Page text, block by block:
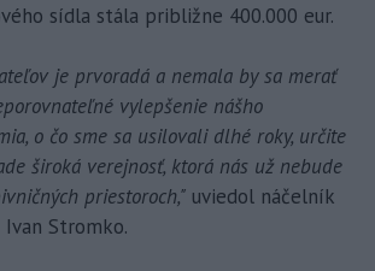
sídla stála približne 400.000 eur.
je prvoradá a nemala by sa merať
vylepšenie nášho
o čo sme sa usilovali dlhé roky, určite
široká verejnosť, ktorá nás už nebude
priestoroch," uviedol náčelník
Stromko.